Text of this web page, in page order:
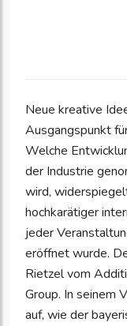
Neue kreative
Ausgangspunkt
Welche
der Industrie
wird,
hochkarätiger
jeder
eröffnet wurde.
Rietzel vom
Group. In seinem
auf, wie der